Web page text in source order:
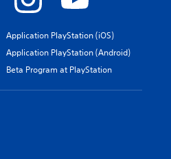
Application PlayStation (iOS)
Application PlayStation (Android)
Beta Program at PlayStation